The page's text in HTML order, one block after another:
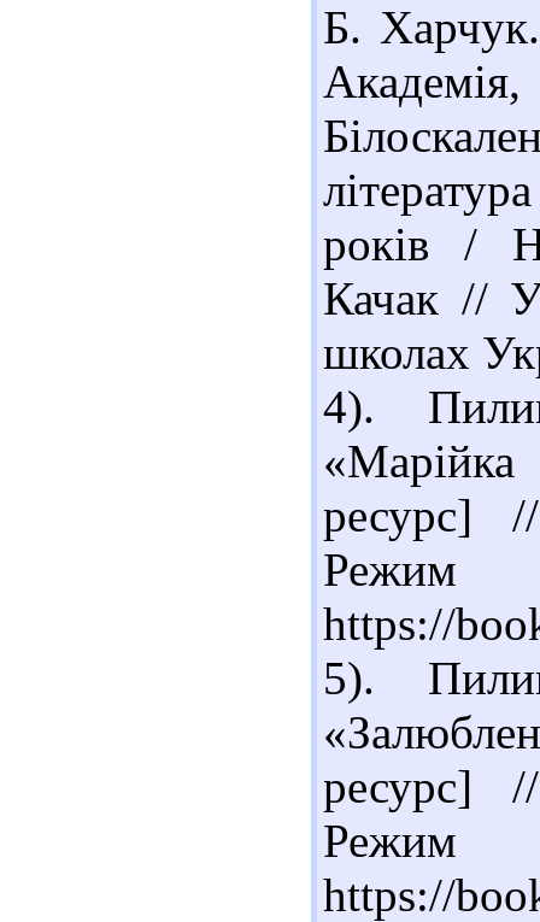
Б.
років /
Качак //
школах
4).
ресурс]
https://
5).
ресурс]
https://